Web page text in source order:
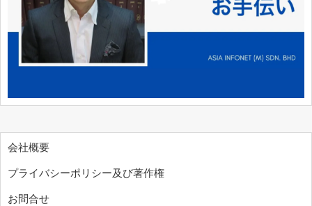
会社概要
プライバシーポリシー及び著作権
お問合せ